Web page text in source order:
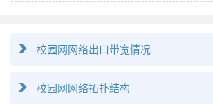
校园网网络出口带宽情况
校园网网络拓扑结构